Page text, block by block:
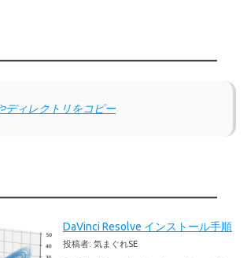
ィレクトリをコピー
DaVinci Resolve インストール手順
投稿者: 気まぐれSE